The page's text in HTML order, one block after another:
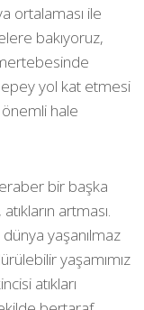
ortalaması ile
bakıyoruz,
epey yol kat etmesi
hale
bir başka
artması.
yaşanılmaz
yaşamımız
atıkları